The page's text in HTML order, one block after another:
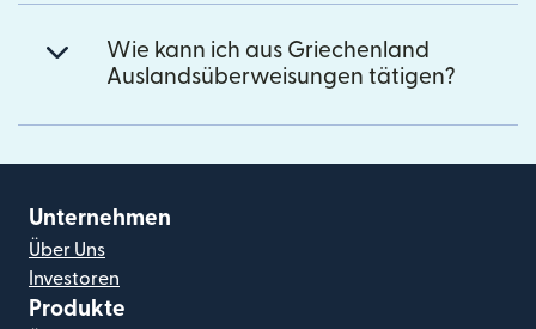
Wie kann ich aus Griechenland
Auslandsüberweisungen tätigen?
Unternehmen
Über Uns
Investoren
Produkte